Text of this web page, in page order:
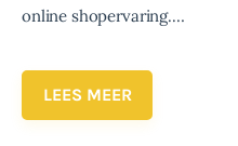
online shopervaring.…
LEES MEER